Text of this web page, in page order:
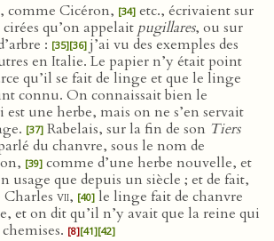
comme Cicéron, [34] etc., écrivaient sur
cirées qu’on appelait pugillares, ou sur
: [35][36] j’ai vu des exemples des
en Italie. Le papier n’y était point
qu’il se fait de linge et que le linge
connu. On connaissait bien le
une herbe, mais on ne s’en servait
[37] Rabelais, sur la fin de son Tiers
du chanvre, sous le nom de
[39] comme d’une herbe nouvelle, et
usage que depuis un siècle ; et de fait,
Charles vii, [40] le linge fait de chanvre
et on dit qu’il n’y avait que la reine qui
[8][41][42]